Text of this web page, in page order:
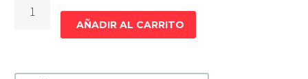
FRÍO
AÑADIR AL CARRITO